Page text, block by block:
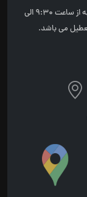
شنبه تا چهارشنبه از ساعت 9:30 الی 19 - پنجشنبه از ساعت 9:30 الی